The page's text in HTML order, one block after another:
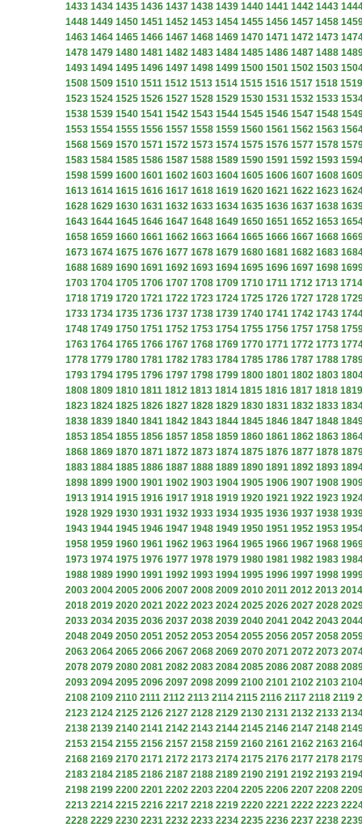
1433 1434 1435 1436 1437 1438 1439 1440 1441 1442 1443
1448 1449 1450 1451 1452 1453 1454 1455 1456 1457 1458
1463 1464 1465 1466 1467 1468 1469 1470 1471 1472 1473
1478 1479 1480 1481 1482 1483 1484 1485 1486 1487 1488
1493 1494 1495 1496 1497 1498 1499 1500 1501 1502 1503
1508 1509 1510 1511 1512 1513 1514 1515 1516 1517 1518 1519
1523 1524 1525 1526 1527 1528 1529 1530 1531 1532 1533
1538 1539 1540 1541 1542 1543 1544 1545 1546 1547 1548
1553 1554 1555 1556 1557 1558 1559 1560 1561 1562 1563
1568 1569 1570 1571 1572 1573 1574 1575 1576 1577 1578
1583 1584 1585 1586 1587 1588 1589 1590 1591 1592 1593
1598 1599 1600 1601 1602 1603 1604 1605 1606 1607 1608
1613 1614 1615 1616 1617 1618 1619 1620 1621 1622 1623
1628 1629 1630 1631 1632 1633 1634 1635 1636 1637 1638
1643 1644 1645 1646 1647 1648 1649 1650 1651 1652 1653
1658 1659 1660 1661 1662 1663 1664 1665 1666 1667 1668
1673 1674 1675 1676 1677 1678 1679 1680 1681 1682 1683
1688 1689 1690 1691 1692 1693 1694 1695 1696 1697 1698
1703 1704 1705 1706 1707 1708 1709 1710 1711 1712 1713 1714
1718 1719 1720 1721 1722 1723 1724 1725 1726 1727 1728
1733 1734 1735 1736 1737 1738 1739 1740 1741 1742 1743
1748 1749 1750 1751 1752 1753 1754 1755 1756 1757 1758
1763 1764 1765 1766 1767 1768 1769 1770 1771 1772 1773
1778 1779 1780 1781 1782 1783 1784 1785 1786 1787 1788
1793 1794 1795 1796 1797 1798 1799 1800 1801 1802 1803
1808 1809 1810 1811 1812 1813 1814 1815 1816 1817 1818 1819
1823 1824 1825 1826 1827 1828 1829 1830 1831 1832 1833
1838 1839 1840 1841 1842 1843 1844 1845 1846 1847 1848
1853 1854 1855 1856 1857 1858 1859 1860 1861 1862 1863
1868 1869 1870 1871 1872 1873 1874 1875 1876 1877 1878
1883 1884 1885 1886 1887 1888 1889 1890 1891 1892 1893
1898 1899 1900 1901 1902 1903 1904 1905 1906 1907 1908
1913 1914 1915 1916 1917 1918 1919 1920 1921 1922 1923
1928 1929 1930 1931 1932 1933 1934 1935 1936 1937 1938
1943 1944 1945 1946 1947 1948 1949 1950 1951 1952 1953
1958 1959 1960 1961 1962 1963 1964 1965 1966 1967 1968
1973 1974 1975 1976 1977 1978 1979 1980 1981 1982 1983
1988 1989 1990 1991 1992 1993 1994 1995 1996 1997 1998
2003 2004 2005 2006 2007 2008 2009 2010 2011 2012 2013 2014
2018 2019 2020 2021 2022 2023 2024 2025 2026 2027 2028
2033 2034 2035 2036 2037 2038 2039 2040 2041 2042 2043
2048 2049 2050 2051 2052 2053 2054 2055 2056 2057 2058
2063 2064 2065 2066 2067 2068 2069 2070 2071 2072 2073
2078 2079 2080 2081 2082 2083 2084 2085 2086 2087 2088
2093 2094 2095 2096 2097 2098 2099 2100 2101 2102 2103
2108 2109 2110 2111 2112 2113 2114 2115 2116 2117 2118 2119
2123 2124 2125 2126 2127 2128 2129 2130 2131 2132 2133
2138 2139 2140 2141 2142 2143 2144 2145 2146 2147 2148
2153 2154 2155 2156 2157 2158 2159 2160 2161 2162 2163
2168 2169 2170 2171 2172 2173 2174 2175 2176 2177 2178
2183 2184 2185 2186 2187 2188 2189 2190 2191 2192 2193
2198 2199 2200 2201 2202 2203 2204 2205 2206 2207 2208
2213 2214 2215 2216 2217 2218 2219 2220 2221 2222 2223
2228 2229 2230 2231 2232 2233 2234 2235 2236 2237 2238